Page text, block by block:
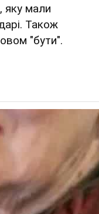
яку мали
Також
"бути".